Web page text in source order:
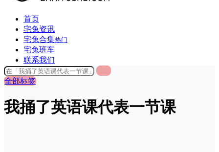
首页
宅兔资讯
宅兔合集热门
宅兔班车
联系我们
全部标签
我捅了英语课代表一节课